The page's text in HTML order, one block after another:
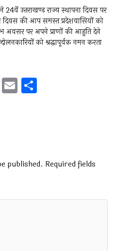
उत्तराखण्ड राज्य स्थापना दिवस पर
दिवस की आप समस्त प्रदेशवासियों को
अवसर पर अपने प्राणों की आहुति देने
को श्रद्धापूर्वक नमन करता
T
el
E
m
published. Required fields